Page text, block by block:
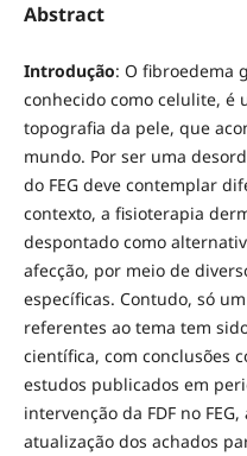
Abstract
Introdução: O fibroedema
conhecido como celulite, é
topografia da pele, que
mundo. Por ser uma
do FEG deve contemplar
contexto, a fisioterapia
despontado como
afecção, por meio de
específicas. Contudo, só
referentes ao tema tem
científica, com conclusões
estudos publicados em
intervenção da FDF no
atualização dos achados